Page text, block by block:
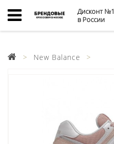
Дисконт №1
в России
New Balance